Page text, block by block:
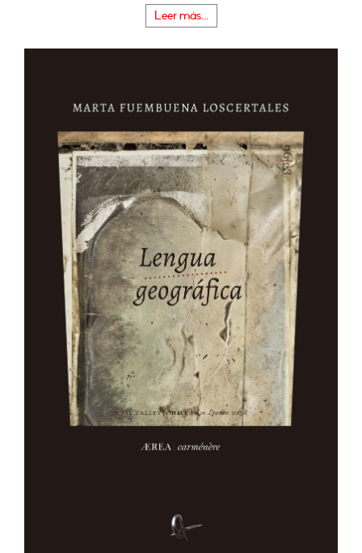
Leer más...